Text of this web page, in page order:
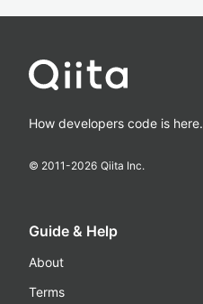
How developers code is here.
© 2011-2026 Qiita Inc.
Guide & Help
About
Terms